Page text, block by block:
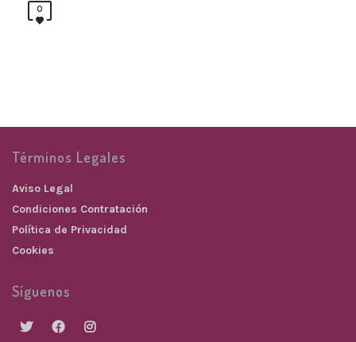
0
Términos Legales
Aviso Legal
Condiciones Contratación
Política de Privacidad
Cookies
Síguenos